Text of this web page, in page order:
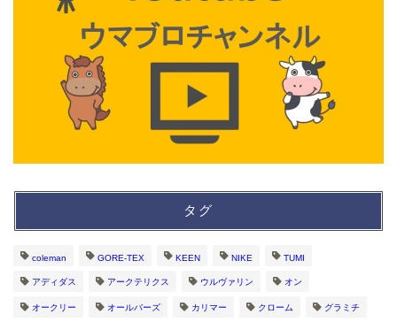
タグ
coleman GORE-TEX KEEN NIKE TUMI
アディダス アークテリクス ウルヴァリン オン
オークリー オールバーズ カリマー クローム グラミチ